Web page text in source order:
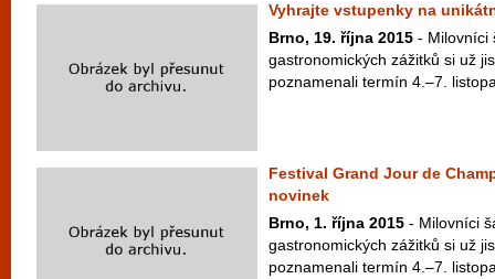
Vyhrajte vstupenky na
Brno, 19. října 2015 - Milovníci
gastronomických zážitků si už
poznamenali termín 4.–7.
Festival Grand Jour de
novinek
Brno, 1. října 2015 - Milovníci
gastronomických zážitků si už
poznamenali termín 4.–7.